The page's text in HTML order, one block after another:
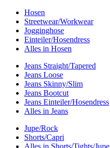
Hosen
Streetwear/Workwear
Jogginghose
Einteiler/Hosendress
Alles in Hosen
Jeans Straight/Tapered
Jeans Loose
Jeans Skinny/Slim
Jeans Bootcut
Jeans Einteiler/Hosendress
Alles in Jeans
Jupe/Rock
Shorts/Capri
Alles in Shorts/Tights/Jupe